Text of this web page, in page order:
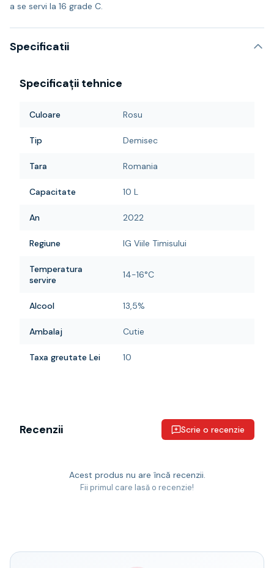
a se servi la 16 grade C.
Specificatii
Specificații tehnice
Culoare Rosu
Tip Demisec
Tara Romania
Capacitate 10 L
An 2022
Regiune IG Viile Timisului
Temperatura
servire
14-16°C
Alcool 13,5%
Ambalaj Cutie
Taxa greutate Lei 10
Recenzii Scrie o recenzie
Acest produs nu are încă recenzii.
Fii primul care lasă o recenzie!